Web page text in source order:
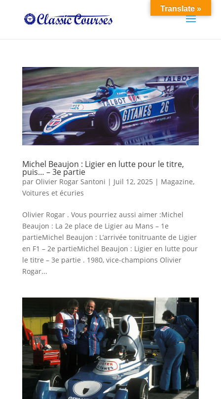
Michel Beaujon : Ligier en lutte pour le titre,
puis… – 3e partie
par Olivier Rogar Santoni | Juil 12, 2025 | Magazine,
Voitures et écuries
Olivier Rogar . Vous pourriez aussi aimer :Michel
Beaujon : La 2e place de Ligier au Mans – 1e
partieMichel Beaujon : L’arrivée tonitruante de Ligier
en F1 – 2e partieMichel Beaujon : Ligier en lutte pour
le titre – 3e partie . 1980, vice-champions Olivier
Rogar...
Translate »